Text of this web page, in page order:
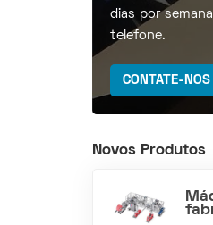
dias por
telefone.
CONTATE-NOS
Novos Produtos